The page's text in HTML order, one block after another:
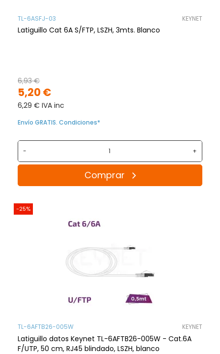
TL-6ASFJ-03 KEYNET
Latiguillo Cat 6A S/FTP, LSZH, 3mts. Blanco
5,20 €
6,93 €
6,29 € IVA inc
Envío GRATIS. Condiciones*
- +
Comprar
-25%
TL-6AFTB26-005W KEYNET
Latiguillo datos Keynet TL-6AFTB26-005W - Cat.6A
F/UTP, 50 cm, RJ45 blindado, LSZH, blanco